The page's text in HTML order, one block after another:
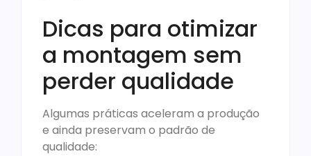
Dicas para otimizar
a montagem sem
perder qualidade
Algumas práticas aceleram a produção
e ainda preservam o padrão de
qualidade: